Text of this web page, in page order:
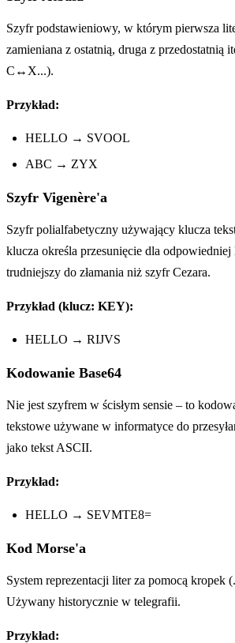
Szyfr podstawieniowy, w którym pierwsza
zamieniana z ostatnią, druga z
C↔X...).
Przykład:
HELLO → SVOOL
ABC → ZYX
Szyfr Vigenère'a
Szyfr polialfabetyczny używający klucza
klucza określa przesunięcie dla
trudniejszy do złamania niż szyfr Cezara.
Przykład (klucz: KEY):
HELLO → RIJVS
Kodowanie Base64
Nie jest szyfrem w ścisłym sensie – to
tekstowe używane w informatyce do
jako tekst ASCII.
Przykład:
HELLO → SEVMTE8=
Kod Morse'a
System reprezentacji liter za pomocą kropek
Używany historycznie w telegrafii.
Przykład: